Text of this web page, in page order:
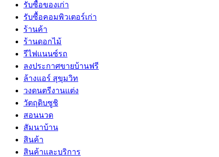
รับซื้อของเก่า
รับซื้อคอมพิวเตอร์เก่า
ร้านค้า
ร้านดอกไม้
รีไฟแนนซ์รถ
ลงประกาศขายบ้านฟรี
ล้างแอร์ สุขุมวิท
วงดนตรีงานแต่ง
วัตถุดิบซูชิ
สอนนวด
สัมนาบ้าน
สินค้า
สินค้าและบริการ